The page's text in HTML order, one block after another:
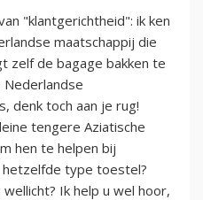
"klantgerichtheid": ik ken
maatschappij die
zelf de bagage bakken te
denk toch aan je rug!
tengere Aziatische
hen te helpen bij
hetzelfde type toestel?
Ik help u wel hoor,